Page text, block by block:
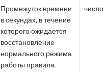
Промежуток времени
в секундах, в течение
которого ожидается
восстановление
нормального режима
работы правила.
число